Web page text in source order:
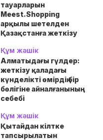
тауарларын
Meest.Shopping
арқылы шетелден
Қазақстанға жеткізу
Құм жәшік
Алматыдағы гүлдер:
жеткізу қаладағы
күнделікті өмірдің бір
бөлігіне айналғанының
себебі
Құм жәшік
Қытайдан кілтке
тапсырылатын